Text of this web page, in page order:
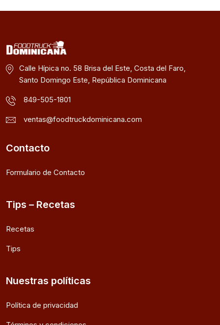
Calle Hípica no. 58 Brisa del Este, Costa del Faro,
Santo Domingo Este, República Dominicana
849-505-1801
ventas@foodtruckdominicana.com
Contacto
Formulario de Contacto
Tips – Recetas
Recetas
Tips
Nuestras políticas
Política de privacidad